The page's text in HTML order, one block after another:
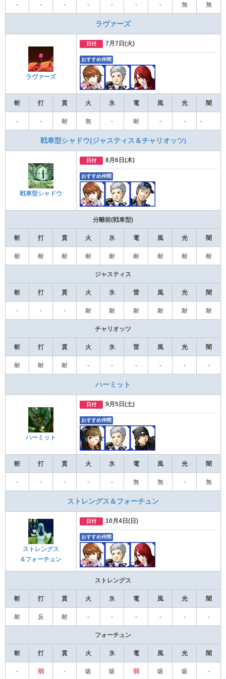
‐ ‐ - - - - - 無 無
ラヴァーズ
ラヴァーズ
日付 7月7日(火)
おすすめ仲間
斬 打 貫 火 氷 電 風 光 闇
‐ ‐ 耐 無 - 耐 - - -
戦車型シャドウ(ジャスティス＆チャリオッツ)
戦車型シャドウ
日付 8月6日(木)
おすすめ仲間
分離前(戦車型)
斬 打 貫 火 氷 電 風 光 闇
耐 耐 耐 耐 耐 耐 耐 耐 耐
ジャスティス
斬 打 貫 火 氷 雷 風 光 闇
- - - 耐 耐 耐 耐 耐 耐
チャリオッツ
斬 打 貫 火 氷 雷 風 光 闇
耐 耐 耐 - - - - ‐ ‐
ハーミット
ハーミット
日付 9月5日(土)
おすすめ仲間
斬 打 貫 火 氷 電 風 光 闇
‐ ‐ ‐ ‐ ‐ 無 無 ‐ 無
ストレングス＆フォーチュン
ストレングス
&フォーチュン
日付 10月4日(日)
おすすめ仲間
ストレングス
斬 打 貫 火 氷 電 風 光 闇
耐 反 耐 - - - - - -
フォーチュン
斬 打 貫 火 氷 電 風 光 闇
- 弱 - 吸 吸 弱 吸 吸 -